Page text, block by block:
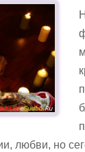
любви, но